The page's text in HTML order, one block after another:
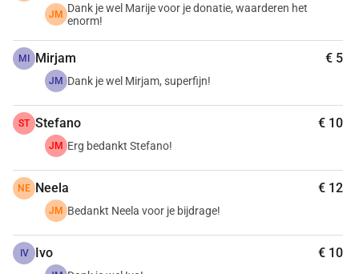
JM Dank je wel Marije voor je donatie, waarderen het
enorm!
MI Mirjam € 5
JM Dank je wel Mirjam, superfijn!
ST Stefano € 10
JM Erg bedankt Stefano!
NE Neela € 12
JM Bedankt Neela voor je bijdrage!
IV Ivo € 10